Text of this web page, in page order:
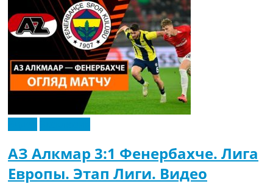
АЗ Алкмар 3:1 Фенербахче. Лига
Европы. Этап Лиги. Видео